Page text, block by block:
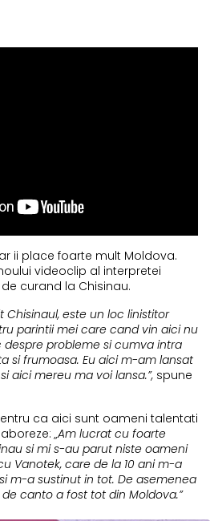
ii place foarte mult Moldova.
videoclip al interpretei
curand la Chisinau.
Chisinaul, este un loc linistitor
parintii mei care cand vin aici nu
probleme si cumva intra
si frumoasa. Eu aici m-am lansat
aici mereu ma voi lansa.”, spune
ca aici sunt oameni talentati
„Am lucrat cu foarte
si mi s-au parut niste oameni
Vanotek, care de la 10 ani m-a
m-a sustinut in tot. De asemenea
canto a fost tot din Moldova.”